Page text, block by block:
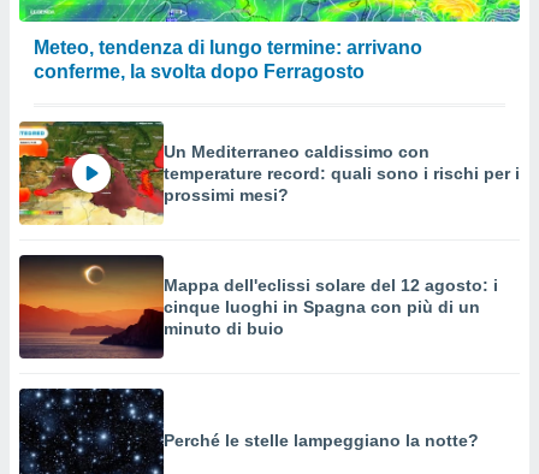
Meteo, tendenza di lungo termine: arrivano
conferme, la svolta dopo Ferragosto
Un Mediterraneo caldissimo con
temperature record: quali sono i rischi per i
prossimi mesi?
Mappa dell'eclissi solare del 12 agosto: i
cinque luoghi in Spagna con più di un
minuto di buio
Perché le stelle lampeggiano la notte?